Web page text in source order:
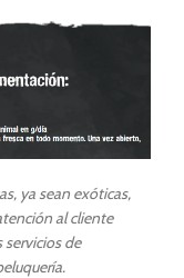
ya sean exóticas,
al cliente
de